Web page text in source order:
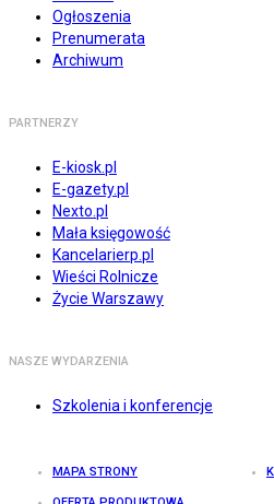
Ogłoszenia
Prenumerata
Archiwum
PARTNERZY
E-kiosk.pl
E-gazety.pl
Nexto.pl
Mała księgowość
Kancelarierp.pl
Wieści Rolnicze
Życie Warszawy
NASZE WYDARZENIA
Szkolenia i konferencje
MAPA STRONY